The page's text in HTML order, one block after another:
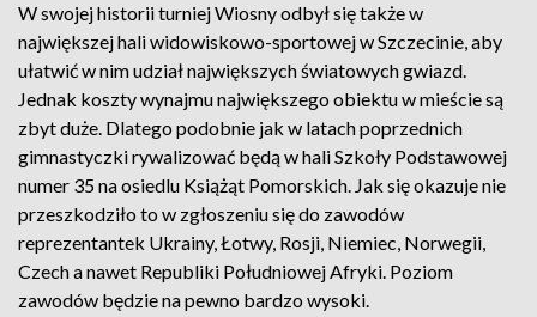
W swojej historii turniej Wiosny odbył się także w
największej hali widowiskowo-sportowej w Szczecinie, aby
ułatwić w nim udział największych światowych gwiazd.
Jednak koszty wynajmu największego obiektu w mieście są
zbyt duże. Dlatego podobnie jak w latach poprzednich
gimnastyczki rywalizować będą w hali Szkoły Podstawowej
numer 35 na osiedlu Książąt Pomorskich. Jak się okazuje nie
przeszkodziło to w zgłoszeniu się do zawodów
reprezentantek Ukrainy, Łotwy, Rosji, Niemiec, Norwegii,
Czech a nawet Republiki Południowej Afryki. Poziom
zawodów będzie na pewno bardzo wysoki.